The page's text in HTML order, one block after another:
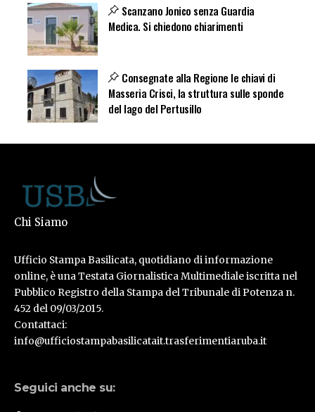
Scanzano Jonico senza Guardia
Medica. Si chiedono chiarimenti
Consegnate alla Regione le chiavi di
Masseria Crisci, la struttura sulle sponde
del lago del Pertusillo
Chi Siamo
Ufficio Stampa Basilicata, quotidiano di informazione
online, è una Testata Giornalistica Multimediale iscritta nel
Pubblico Registro della Stampa del Tribunale di Potenza n.
452 del 09/03/2015.
Contattaci:
info@ufficiostampabasilicatait.trasferimentiaruba.it
Seguici anche su: